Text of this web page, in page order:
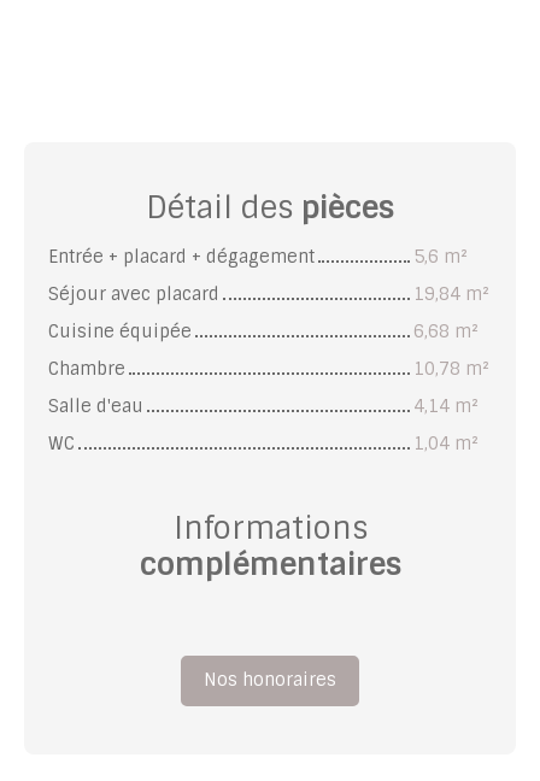
Détail des pièces
Entrée + placard + dégagement
5,6 m²
Séjour avec placard
19,84 m²
Cuisine équipée
6,68 m²
Chambre
10,78 m²
Salle d'eau
4,14 m²
WC
1,04 m²
Informations
complémentaires
Nos honoraires